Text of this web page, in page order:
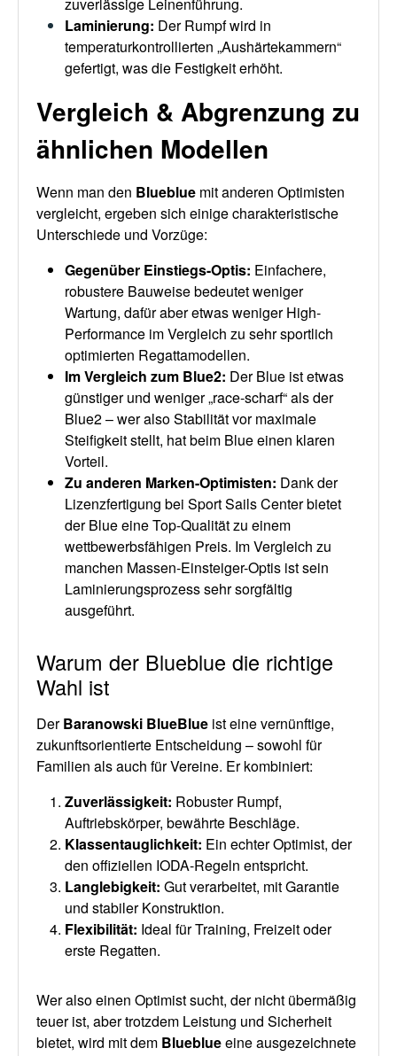
Laminierung: Der Rumpf wird in
temperaturkontrollierten „Aushärtekammern“
gefertigt, was die Festigkeit erhöht.
Vergleich & Abgrenzung zu
ähnlichen Modellen
Wenn man den Blueblue mit anderen Optimisten
vergleicht, ergeben sich einige charakteristische
Unterschiede und Vorzüge:
Gegenüber Einstiegs-Optis: Einfachere,
robustere Bauweise bedeutet weniger
Wartung, dafür aber etwas weniger High-
Performance im Vergleich zu sehr sportlich
optimierten Regattamodellen.
Im Vergleich zum Blue2: Der Blue ist etwas
günstiger und weniger „race-scharf“ als der
Blue2 – wer also Stabilität vor maximale
Steifigkeit stellt, hat beim Blue einen klaren
Vorteil.
Zu anderen Marken-Optimisten: Dank der
Lizenzfertigung bei Sport Sails Center bietet
der Blue eine Top-Qualität zu einem
wettbewerbsfähigen Preis. Im Vergleich zu
manchen Massen-Einsteiger-Optis ist sein
Laminierungsprozess sehr sorgfältig
ausgeführt.
Warum der Blueblue die richtige
Wahl ist
DerBaranowski BlueBlue ist eine vernünftige,
zukunftsorientierte Entscheidung – sowohl für
Familien als auch für Vereine. Er kombiniert:
Zuverlässigkeit: Robuster Rumpf,
Auftriebskörper, bewährte Beschläge.
Klassentauglichkeit: Ein echter Optimist, der
den offiziellen IODA-Regeln entspricht.
Langlebigkeit: Gut verarbeitet, mit Garantie
und stabiler Konstruktion.
Flexibilität: Ideal für Training, Freizeit oder
erste Regatten.
Wer also einen Optimist sucht, der nicht übermäßig
teuer ist, aber trotzdem Leistung und Sicherheit
bietet, wird mit dem Blueblueeine ausgezeichnete